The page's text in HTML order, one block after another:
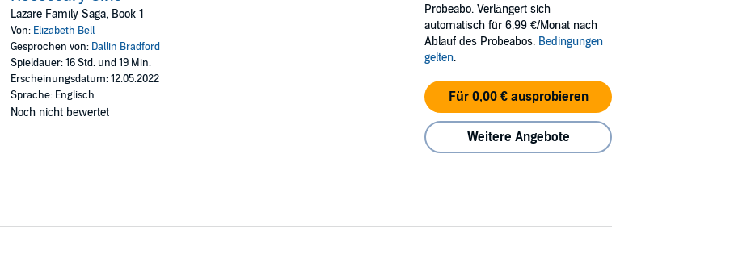
Family Saga quartet. If you like character-rich dramas, vivid period detail, and heart-wrenching choices, then you’ll be
fans of
The Thorn Birdsand
Bell
Lazare Family Saga, Book 1
Von: Elizabeth Bell
Gesprochen von: Dallin Bradford
Spieldauer: 16 Std. und 19 Min.
Erscheinungsdatum: 12.05.2022
Sprache: Englisch
Noch nicht bewertet
Probeabo. Verlängert sich
automatisch für 6,99 €/Monat nach
Ablauf des Probeabos. Bedingungen
gelten.
Für 0,00 € ausprobieren
Weitere Angebote